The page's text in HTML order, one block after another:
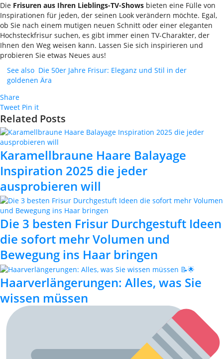
Die Frisuren aus Ihren Lieblings-TV-Shows bieten eine Fülle von
Inspirationen für jeden, der seinen Look verändern möchte. Egal,
ob Sie nach einem mutigen neuen Schnitt oder einer eleganten
Hochsteckfrisur suchen, es gibt immer einen TV-Charakter, der
Ihnen den Weg weisen kann. Lassen Sie sich inspirieren und
probieren Sie etwas Neues aus!
See also Die 50er Jahre Frisur: Eleganz und Stil in der
goldenen Ära
Share
Tweet Pin it
Related Posts
Karamellbraune Haare Balayage
Inspiration 2025 die jeder
ausprobieren will
Die 3 besten Frisur Durchgestuft Ideen
die sofort mehr Volumen und
Bewegung ins Haar bringen
Haarverlängerungen: Alles, was Sie
wissen müssen